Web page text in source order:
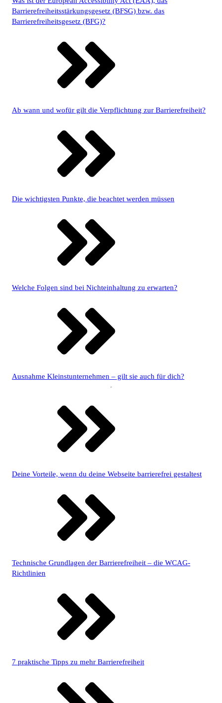
Barrierefreiheitsstärkungsgesetz (BFSG) bzw. das
Barrierefreiheitsgesetz (BFG)?
Ab wann und wofür gilt die Verpflichtung zur Barrierefreiheit?
Die wichtigsten Punkte, die beachtet werden müssen
Welche Folgen sind bei Nichteinhaltung zu erwarten?
Ausnahme Kleinstunternehmen – gilt sie auch für dich?
Deine Vorteile, wenn du deine Webseite barrierefrei gestaltest
Technische Grundlagen der Barrierefreiheit – die WCAG-
Richtlinien
7 praktische Tipps zu mehr Barrierefreiheit